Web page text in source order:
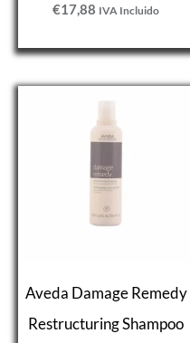
€17,88 IVA Incluido
Aveda Damage Remedy
Restructuring Shampoo